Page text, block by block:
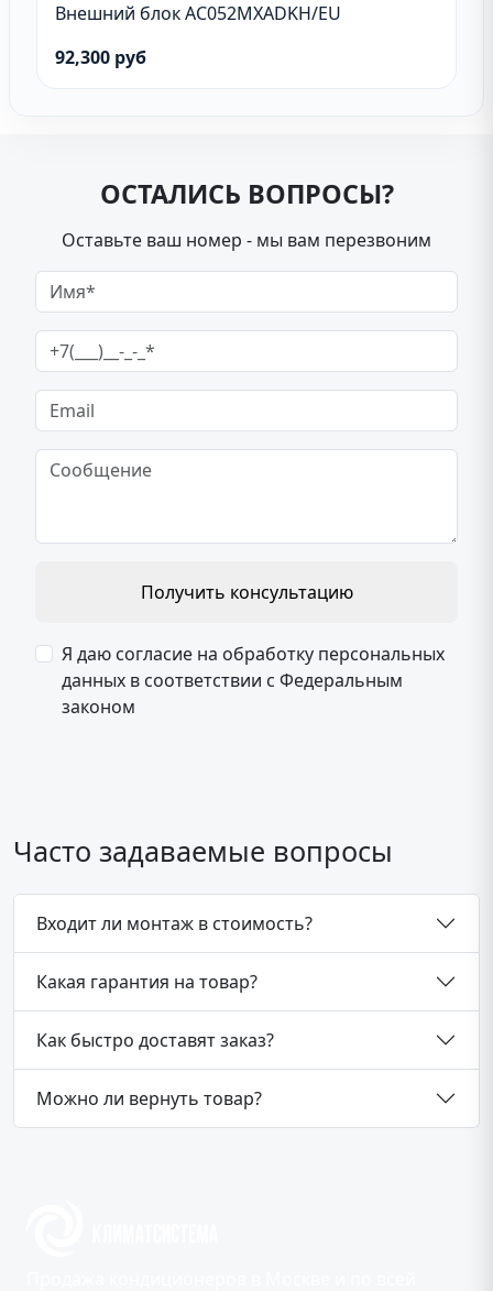
Внешний блок AC052MXADKH/EU
92,300 руб
ОСТАЛИСЬ ВОПРОСЫ?
Оставьте ваш номер - мы вам перезвоним
Получить консультацию
Я даю согласие на обработку персональных
данных в соответствии с Федеральным
законом
Часто задаваемые вопросы
Входит ли монтаж в стоимость?
Какая гарантия на товар?
Как быстро доставят заказ?
Можно ли вернуть товар?